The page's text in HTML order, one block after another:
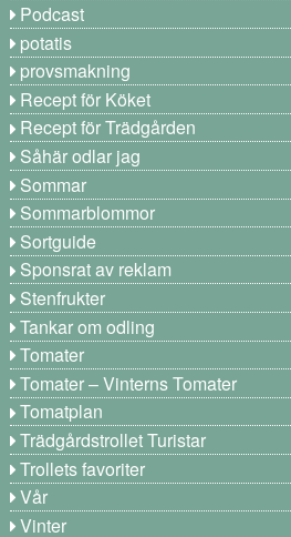
Podcast
potatis
provsmakning
Recept för Köket
Recept för Trädgården
Såhär odlar jag
Sommar
Sommarblommor
Sortguide
Sponsrat av reklam
Stenfrukter
Tankar om odling
Tomater
Tomater – Vinterns Tomater
Tomatplan
Trädgårdstrollet Turistar
Trollets favoriter
Vår
Vinter